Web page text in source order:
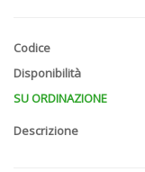
Codice
Disponibilità
SU ORDINAZIONE
Descrizione